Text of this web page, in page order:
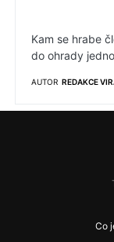
Kam se hrabe
do ohrady
AUTOR REDAKCE
Co